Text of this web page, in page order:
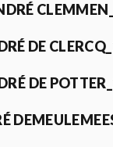
DE
DE